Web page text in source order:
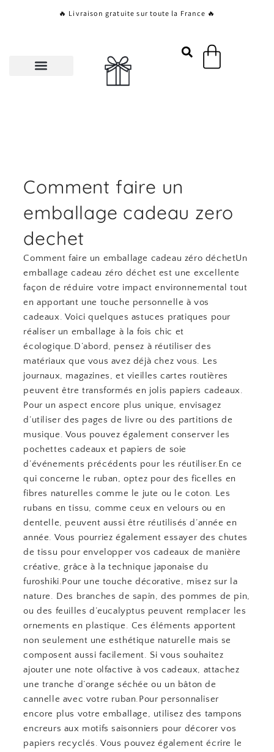
🔥 Livraison gratuite sur toute la France 🔥
Panier
Comment faire un
emballage cadeau zero
dechet
Comment faire un emballage cadeau zéro déchetUn
emballage cadeau zéro déchet est une excellente
façon de réduire votre impact environnemental tout
en apportant une touche personnelle à vos
cadeaux. Voici quelques astuces pratiques pour
réaliser un emballage à la fois chic et
écologique.D’abord, pensez à réutiliser des
matériaux que vous avez déjà chez vous. Les
journaux, magazines, et vieilles cartes routières
peuvent être transformés en jolis papiers cadeaux.
Pour un aspect encore plus unique, envisagez
d’utiliser des pages de livre ou des partitions de
musique. Vous pouvez également conserver les
pochettes cadeaux et papiers de soie
d’événements précédents pour les réutiliser.En ce
qui concerne le ruban, optez pour des ficelles en
fibres naturelles comme le jute ou le coton. Les
rubans en tissu, comme ceux en velours ou en
dentelle, peuvent aussi être réutilisés d’année en
année. Vous pourriez également essayer des chutes
de tissu pour envelopper vos cadeaux de manière
créative, grâce à la technique japonaise du
furoshiki.Pour une touche décorative, misez sur la
nature. Des branches de sapin, des pommes de pin,
ou des feuilles d’eucalyptus peuvent remplacer les
ornements en plastique. Ces éléments apportent
non seulement une esthétique naturelle mais se
composent aussi facilement. Si vous souhaitez
ajouter une note olfactive à vos cadeaux, attachez
une tranche d’orange séchée ou un bâton de
cannelle avec votre ruban.Pour personnaliser
encore plus votre emballage, utilisez des tampons
encreurs aux motifs saisonniers pour décorer vos
papiers recyclés. Vous pouvez également écrire le